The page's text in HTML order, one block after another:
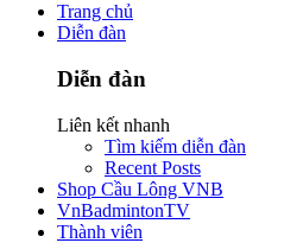
Trang chủ
Diễn đàn
Diễn đàn
Liên kết nhanh
Tìm kiếm diễn đàn
Recent Posts
Shop Cầu Lông VNB
VnBadmintonTV
Thành viên